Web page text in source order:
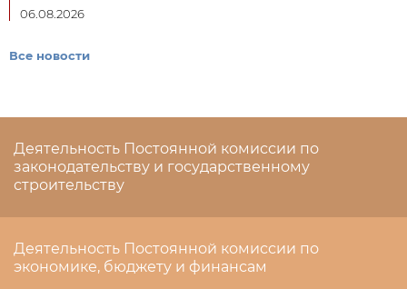
06.08.2026
Все новости
Деятельность Постоянной комиссии по
законодательству и государственному
строительству
Деятельность Постоянной комиссии по
экономике, бюджету и финансам